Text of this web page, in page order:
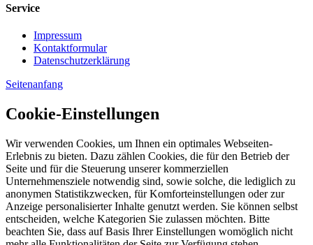
Service
Impressum
Kontaktformular
Datenschutzerklärung
Seitenanfang
Cookie-Einstellungen
Wir verwenden Cookies, um Ihnen ein optimales Webseiten-
Erlebnis zu bieten. Dazu zählen Cookies, die für den Betrieb der
Seite und für die Steuerung unserer kommerziellen
Unternehmensziele notwendig sind, sowie solche, die lediglich zu
anonymen Statistikzwecken, für Komforteinstellungen oder zur
Anzeige personalisierter Inhalte genutzt werden. Sie können selbst
entscheiden, welche Kategorien Sie zulassen möchten. Bitte
beachten Sie, dass auf Basis Ihrer Einstellungen womöglich nicht